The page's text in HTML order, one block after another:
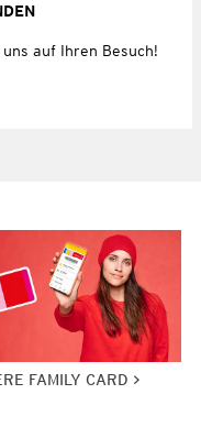
auf Ihren Besuch!
FAMILY CARD